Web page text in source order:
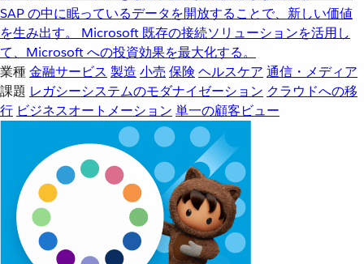
SAP の中に眠っているデータを開放することで、新しい価値
を生み出す。
Microsoft 既存の接続ソリューションを活用し
て、Microsoft への投資効果を最大化する。
業種金融サービス 製造 小売 保険 ヘルスケア 通信・メディア
課題 レガシーシステムのモダナイゼーション クラウドへの移
行 ビジネスオートメーション 単一の顧客ビュー